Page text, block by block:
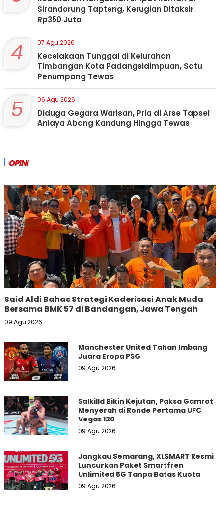
Sirandorung Tapteng, Kerugian Ditaksir
Rp350 Juta
4 07 Agu 2026
Kecelakaan Tunggal di Kelurahan
Timbangan Kota Padangsidimpuan, Satu
Penumpang Tewas
5 06 Agu 2026
Diduga Gegara Warisan, Pria di Arse Tapsel
Aniaya Abang Kandung Hingga Tewas
OPINI
Said Aldi Bahas Strategi Kaderisasi Anak Muda
Bersama BMK 57 di Bandangan, Jawa Tengah
09 Agu 2026
Manchester United Tahan Imbang
Juara Eropa PSG
09 Agu 2026
Salkilld Bikin Kejutan, Paksa Gamrot
Menyerah di Ronde Pertama UFC
Vegas 120
09 Agu 2026
Jangkau Semarang, XLSMART Resmi
Luncurkan Paket Smartfren
Unlimited 5G Tanpa Batas Kuota
09 Agu 2026